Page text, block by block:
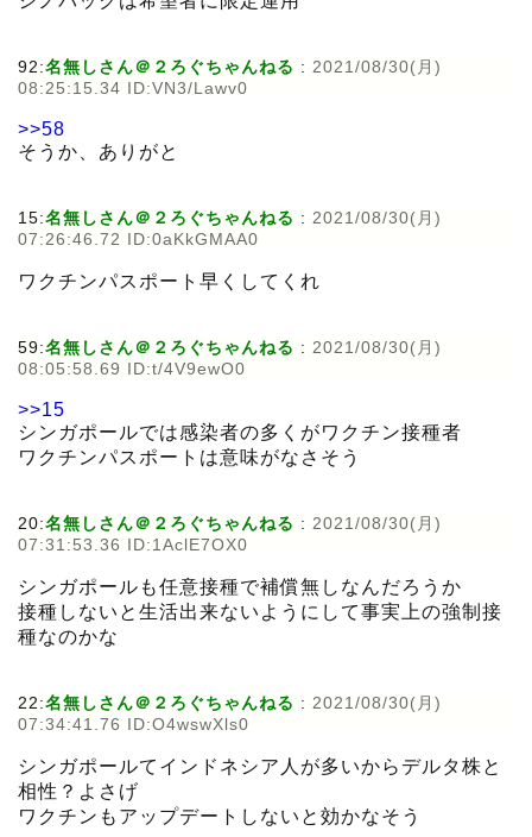
92:名無しさん＠２ろぐちゃんねる : 2021/08/30(月)
08:25:15.34 ID:VN3/Lawv0
>>58
そうか、ありがと
15:名無しさん＠２ろぐちゃんねる : 2021/08/30(月)
07:26:46.72 ID:0aKkGMAA0
ワクチンパスポート早くしてくれ
59:名無しさん＠２ろぐちゃんねる : 2021/08/30(月)
08:05:58.69 ID:t/4V9ewO0
>>15
シンガポールでは感染者の多くがワクチン接種者
ワクチンパスポートは意味がなさそう
20:名無しさん＠２ろぐちゃんねる : 2021/08/30(月)
07:31:53.36 ID:1AclE7OX0
シンガポールも任意接種で補償無しなんだろうか
接種しないと生活出来ないようにして事実上の強制接
種なのかな
22:名無しさん＠２ろぐちゃんねる : 2021/08/30(月)
07:34:41.76 ID:O4wswXls0
シンガポールてインドネシア人が多いからデルタ株と
相性？よさげ
ワクチンもアップデートしないと効かなそう